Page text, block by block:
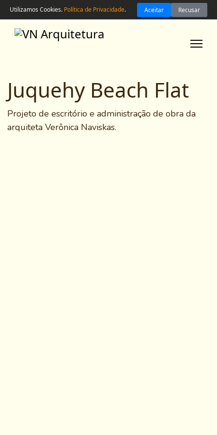
Home
A
Arquiteta
Dicas
Juquehy Beach Flat
Projeto de escritório e administração de obra da
arquiteta Verônica Naviskas.
Utilizamos Cookies. Política de Privacidade. Aceitar Recusar